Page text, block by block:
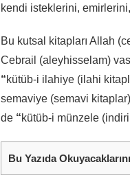
kendi isteklerini,
Bu kutsal kitapları Allah
Cebrail (aleyhisselam)
“kütüb-i ilahiye (ilahi
semaviye (semavi
de “kütüb-i münzele
Bu Yazıda